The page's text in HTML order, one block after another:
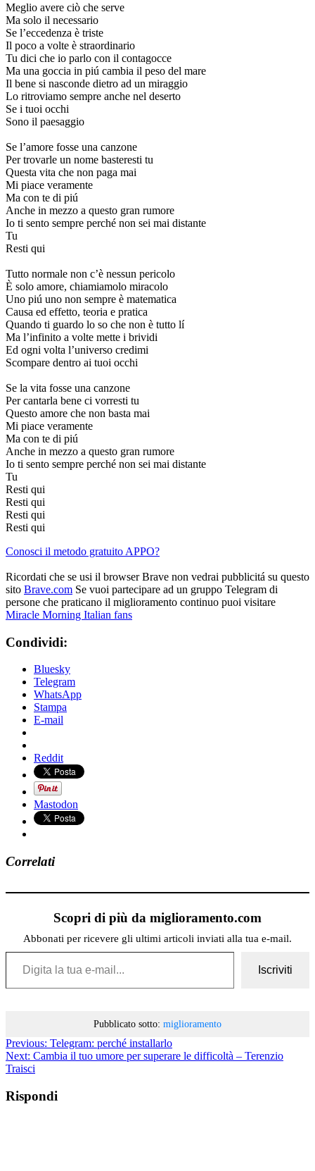
Meglio avere ciò che serve
Ma solo il necessario
Se l’eccedenza è triste
Il poco a volte è straordinario
Tu dici che io parlo con il contagocce
Ma una goccia in piú cambia il peso del mare
Il bene si nasconde dietro ad un miraggio
Lo ritroviamo sempre anche nel deserto
Se i tuoi occhi
Sono il paesaggio
Se l’amore fosse una canzone
Per trovarle un nome basteresti tu
Questa vita che non paga mai
Mi piace veramente
Ma con te di piú
Anche in mezzo a questo gran rumore
Io ti sento sempre perché non sei mai distante
Tu
Resti qui
Tutto normale non c’è nessun pericolo
È solo amore, chiamiamolo miracolo
Uno piú uno non sempre è matematica
Causa ed effetto, teoria e pratica
Quando ti guardo lo so che non è tutto lí
Ma l’infinito a volte mette i brividi
Ed ogni volta l’universo credimi
Scompare dentro ai tuoi occhi
Se la vita fosse una canzone
Per cantarla bene ci vorresti tu
Questo amore che non basta mai
Mi piace veramente
Ma con te di piú
Anche in mezzo a questo gran rumore
Io ti sento sempre perché non sei mai distante
Tu
Resti qui
Resti qui
Resti qui
Resti qui
Conosci il metodo gratuito APPO?
Ricordati che se usi il browser Brave non vedrai pubblicitá su questo
sito Brave.com Se vuoi partecipare ad un gruppo Telegram di
persone che praticano il miglioramento continuo puoi visitare
Miracle Morning Italian fans
Condividi:
Bluesky
Telegram
WhatsApp
Stampa
E-mail
Reddit
Mastodon
Correlati
Scopri di più da miglioramento.com
Abbonati per ricevere gli ultimi articoli inviati alla tua e-mail.
Digita la tua e-mail...
Iscriviti
Pubblicato sotto: miglioramento
Previous: Telegram: perché installarlo
Next: Cambia il tuo umore per superare le difficoltà – Terenzio
Traisci
Rispondi